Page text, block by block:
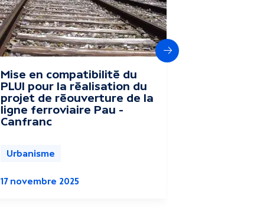
Suivant
Mise en compatibilité du
PLUI pour la réalisation du
projet de réouverture de la
ligne ferroviaire Pau –
Canfranc
Urbanisme
17 novembre 2025